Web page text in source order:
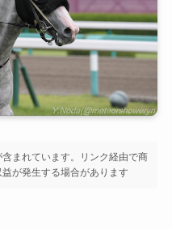
まれています。リンク経由で商
が発生する場合があります